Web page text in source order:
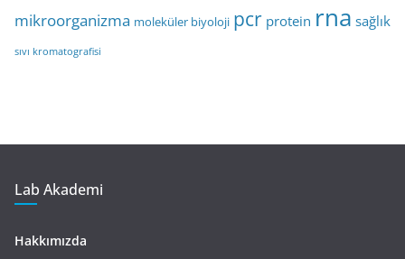
mikroorganizma moleküler biyoloji pcr protein rna sağlık
sıvı kromatografisi
Lab Akademi
Hakkımızda